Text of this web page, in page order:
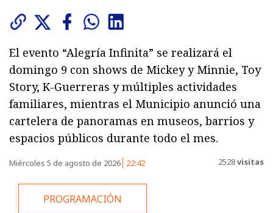
El evento “Alegría Infinita” se realizará el
domingo 9 con shows de Mickey y Minnie, Toy
Story, K-Guerreras y múltiples actividades
familiares, mientras el Municipio anunció una
cartelera de panoramas en museos, barrios y
espacios públicos durante todo el mes.
Miércoles 5 de agosto de 2026 22:42 2528visitas
PROGRAMACIÓN